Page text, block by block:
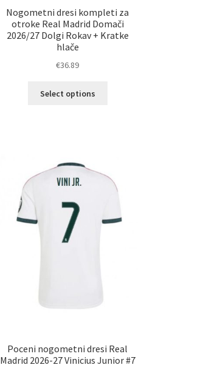
Nogometni dresi kompleti za
otroke Real Madrid Domači
2026/27 Dolgi Rokav + Kratke
hlače
€36.89
Select options
izberete
izdelka
Poceni nogometni dresi Real
Madrid 2026-27 Vinicius Junior #7